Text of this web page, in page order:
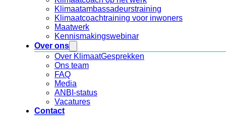
Klimaatambassadeurstraining
Klimaatcoachtraining voor inwoners
Maatwerk
Kennismakingswebinar
Over ons
Over KlimaatGesprekken
Ons team
FAQ
Media
ANBI-status
Vacatures
Contact